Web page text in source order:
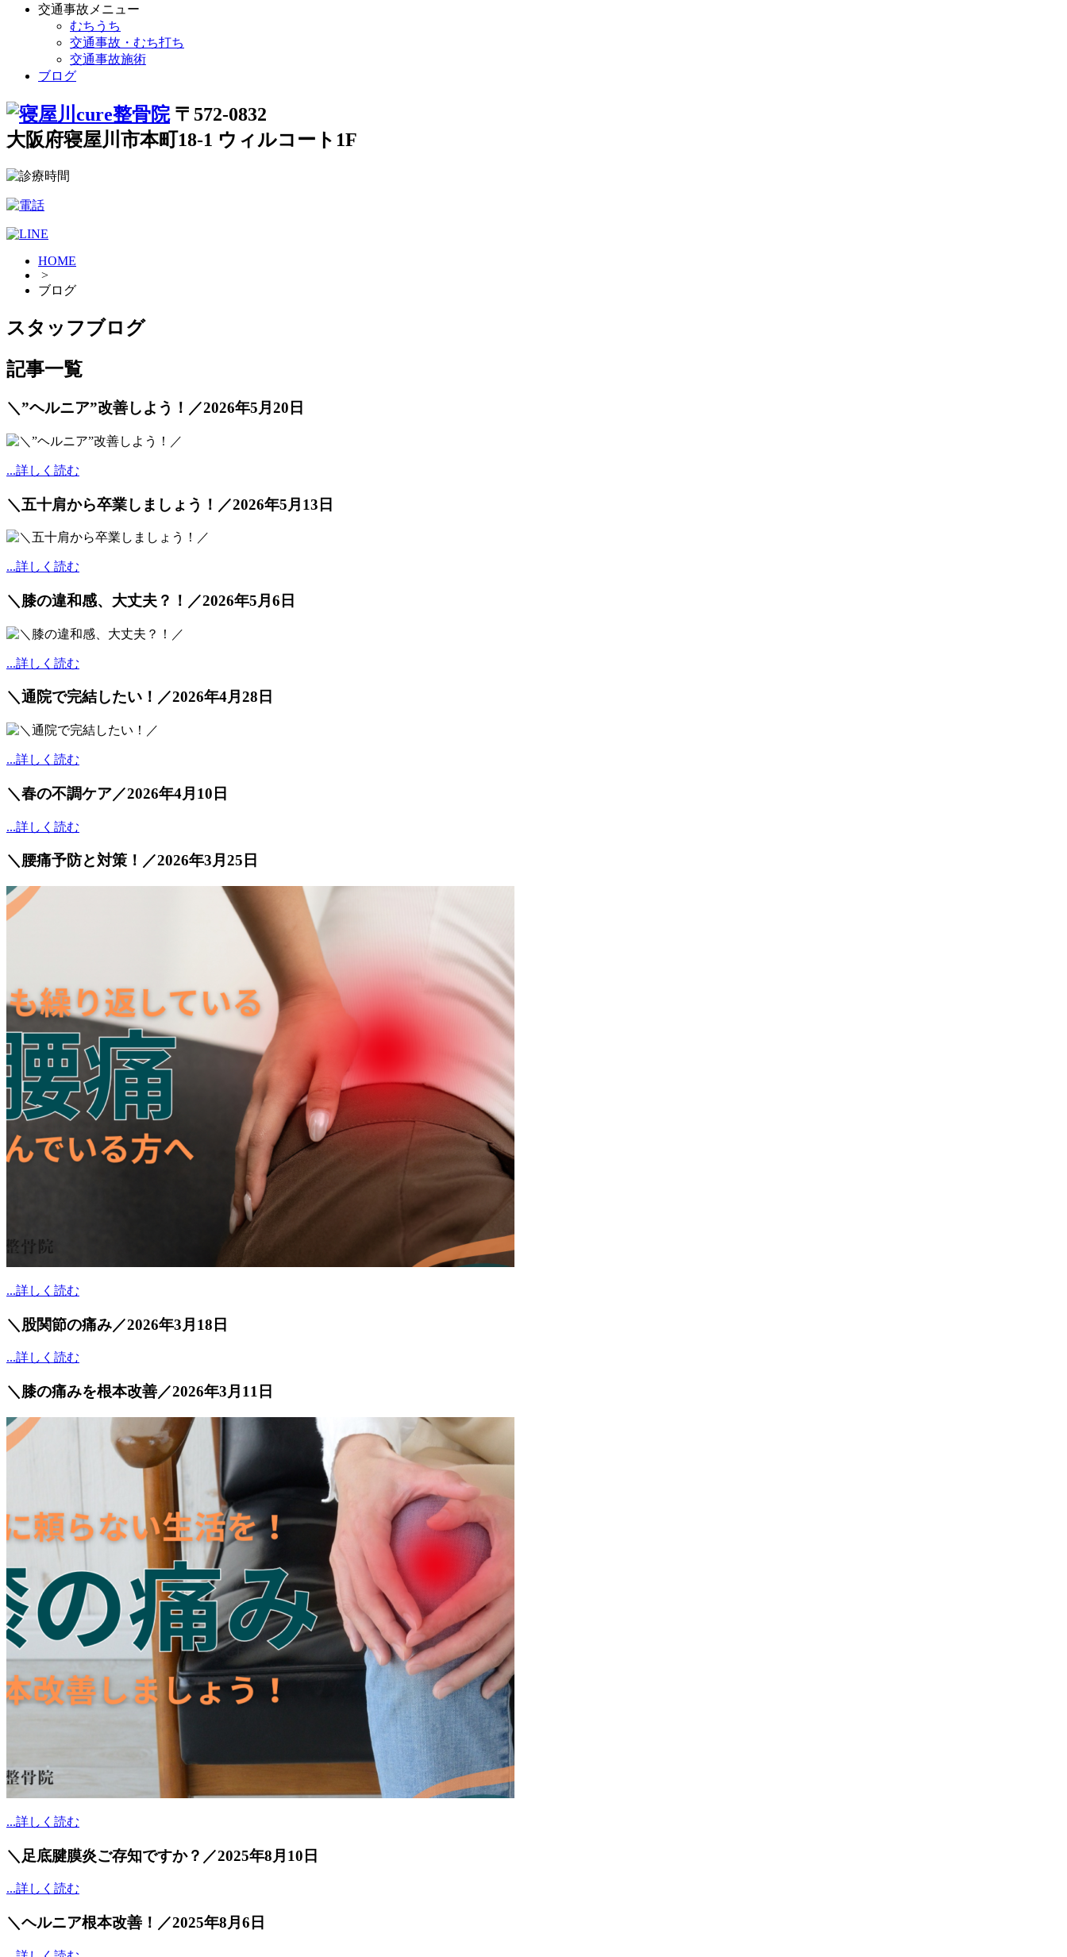
交通事故メニュー
むちうち
交通事故・むち打ち
交通事故施術
ブログ
〒572-0832
大阪府寝屋川市本町18-1 ウィルコート1F
HOME
>
ブログ
スタッフブログ
記事一覧
＼”ヘルニア”改善しよう！／2026年5月20日
...詳しく読む
＼五十肩から卒業しましょう！／2026年5月13日
...詳しく読む
＼膝の違和感、大丈夫？！／2026年5月6日
...詳しく読む
＼通院で完結したい！／2026年4月28日
...詳しく読む
＼春の不調ケア／2026年4月10日
...詳しく読む
＼腰痛予防と対策！／2026年3月25日
...詳しく読む
＼股関節の痛み／2026年3月18日
...詳しく読む
＼膝の痛みを根本改善／2026年3月11日
...詳しく読む
＼足底腱膜炎ご存知ですか？／2025年8月10日
...詳しく読む
＼ヘルニア根本改善！／2025年8月6日